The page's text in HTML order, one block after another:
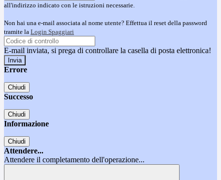
all'indirizzo indicato con le istruzioni necessarie.
Non hai una e-mail associata al nome utente? Effettua il reset della password
tramite la Login Spaggiari
E-mail inviata, si prega di controllare la casella di posta elettronica!
Errore
Chiudi
Successo
Chiudi
Informazione
Chiudi
Attendere...
Attendere il completamento dell'operazione...